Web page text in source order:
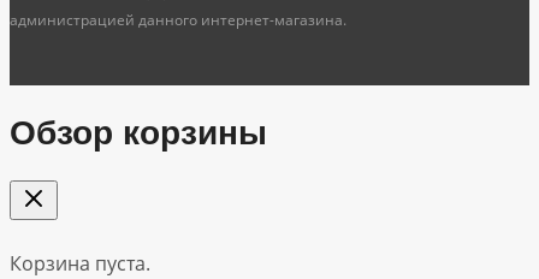
администрацией данного интернет-магазина.
Обзор корзины
Корзина пуста.